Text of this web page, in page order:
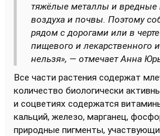
тяжёлые металлы и вредные
воздуха и почвы. Поэтому
рядом с дорогами или в
пищевого и лекарственного
нельзя», — отмечает Анна
Все части растения содержат
количество биологически
и соцветиях содержатся
кальций, железо, марганец,
природные пигменты,